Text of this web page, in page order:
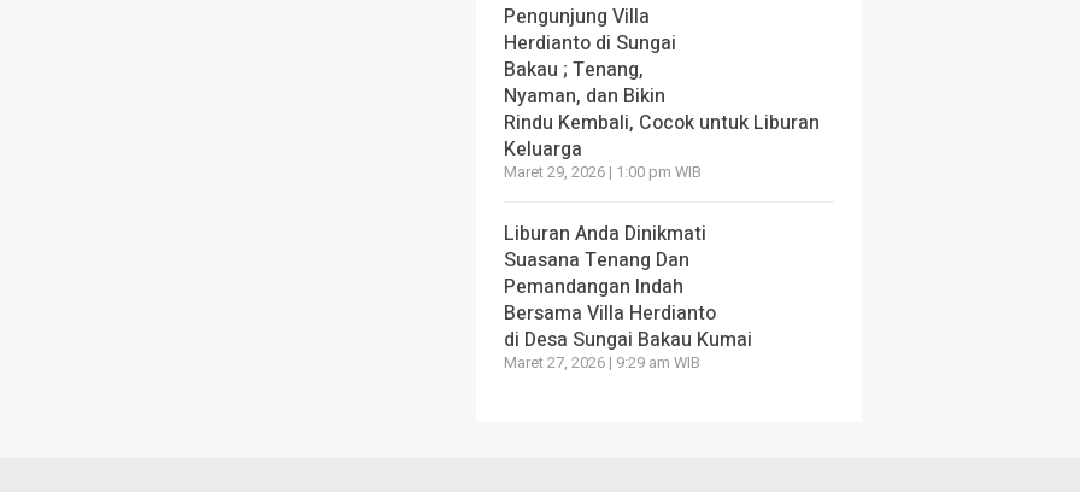
Pengunjung Villa
Herdianto di Sungai
Bakau ; Tenang,
Nyaman, dan Bikin
Rindu Kembali, Cocok untuk Liburan
Keluarga
Maret 29, 2026 | 1:00 pm WIB
Liburan Anda Dinikmati
Suasana Tenang Dan
Pemandangan Indah
Bersama Villa Herdianto
di Desa Sungai Bakau Kumai
Maret 27, 2026 | 9:29 am WIB